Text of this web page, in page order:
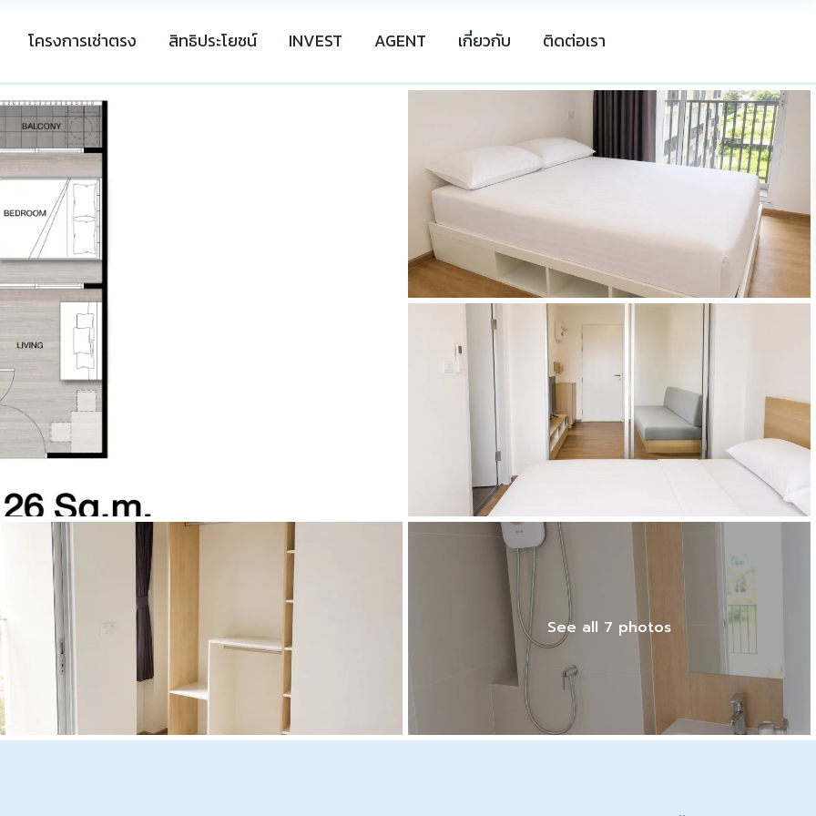
โครงการเช่าตรง สิทธิประโยชน์ INVEST AGENT เกี่ยวกับ ติดต่อเรา
See all 7 photos